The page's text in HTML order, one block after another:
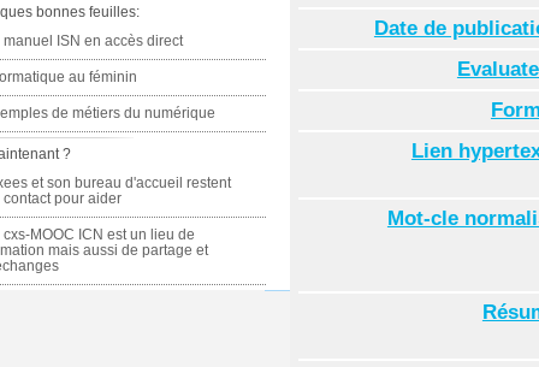
Date de
Lien
Mot-cle
bonnes feuilles:
manuel ISN en accès direct
au féminin
de métiers du numérique
?
et son bureau d'accueil restent
contact pour aider
cxs-MOOC ICN est un lieu de
mais aussi de partage et